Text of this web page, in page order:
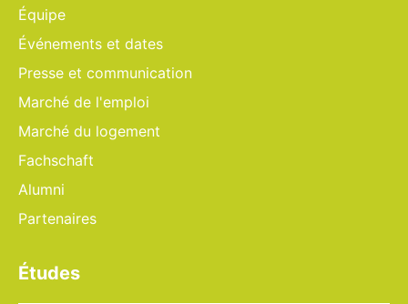
Équipe
Événements et dates
Presse et communication
Marché de l'emploi
Marché du logement
Fachschaft
Alumni
Partenaires
Études